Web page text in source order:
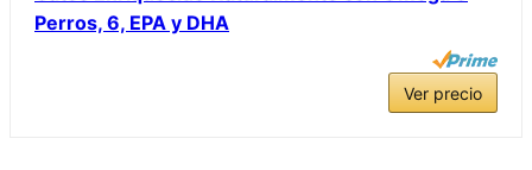
Perros, 6, EPA y DHA
Ver precio